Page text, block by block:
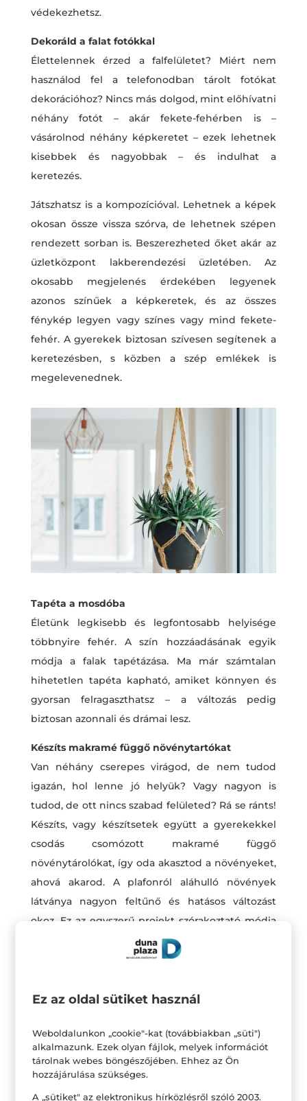
védekezhetsz.
Dekoráld a falat fotókkal
Élettelennek érzed a falfelületet? Miért nem
használod fel a telefonodban tárolt fotókat
dekorációhoz? Nincs más dolgod, mint előhívatni
néhány fotót – akár fekete-fehérben is –
vásárolnod néhány képkeretet – ezek lehetnek
kisebbek és nagyobbak – és indulhat a
keretezés.
Játszhatsz is a kompozícióval. Lehetnek a képek
okosan össze vissza szórva, de lehetnek szépen
rendezett sorban is. Beszerezheted őket akár az
üzletközpont lakberendezési üzletében. Az
okosabb megjelenés érdekében legyenek
azonos színűek a képkeretek, és az összes
fénykép legyen vagy színes vagy mind fekete-
fehér. A gyerekek biztosan szívesen segítenek a
keretezésben, s közben a szép emlékek is
megelevenednek.
Tapéta a mosdóba
Életünk legkisebb és legfontosabb helyisége
többnyire fehér. A szín hozzáadásának egyik
módja a falak tapétázása. Ma már számtalan
hihetetlen tapéta kapható, amiket könnyen és
gyorsan felragaszthatsz – a változás pedig
biztosan azonnali és drámai lesz.
Készíts makramé függő növénytartókat
Van néhány cserepes virágod, de nem tudod
igazán, hol lenne jó helyük? Vagy nagyon is
tudod, de ott nincs szabad felületed? Rá se ránts!
Készíts, vagy készítsetek együtt a gyerekekkel
csodás csomózott makramé függő
növénytárolókat, így oda akasztod a növényeket,
ahová akarod. A plafonról aláhulló növények
látványa nagyon feltűnő és hatásos változást
okoz. Ez az egyszerű projekt szórakoztató módja
annak is, hogy még több zöld és élet kerüljön az
Ez az oldal sütiket használ
Weboldalunkon „cookie"-kat (továbbiakban „süti")
alkalmazunk. Ezek olyan fájlok, melyek információt
tárolnak webes böngészőjében. Ehhez az Ön
hozzájárulása szükséges.
A „sütiket" az elektronikus hírközlésről szóló 2003.